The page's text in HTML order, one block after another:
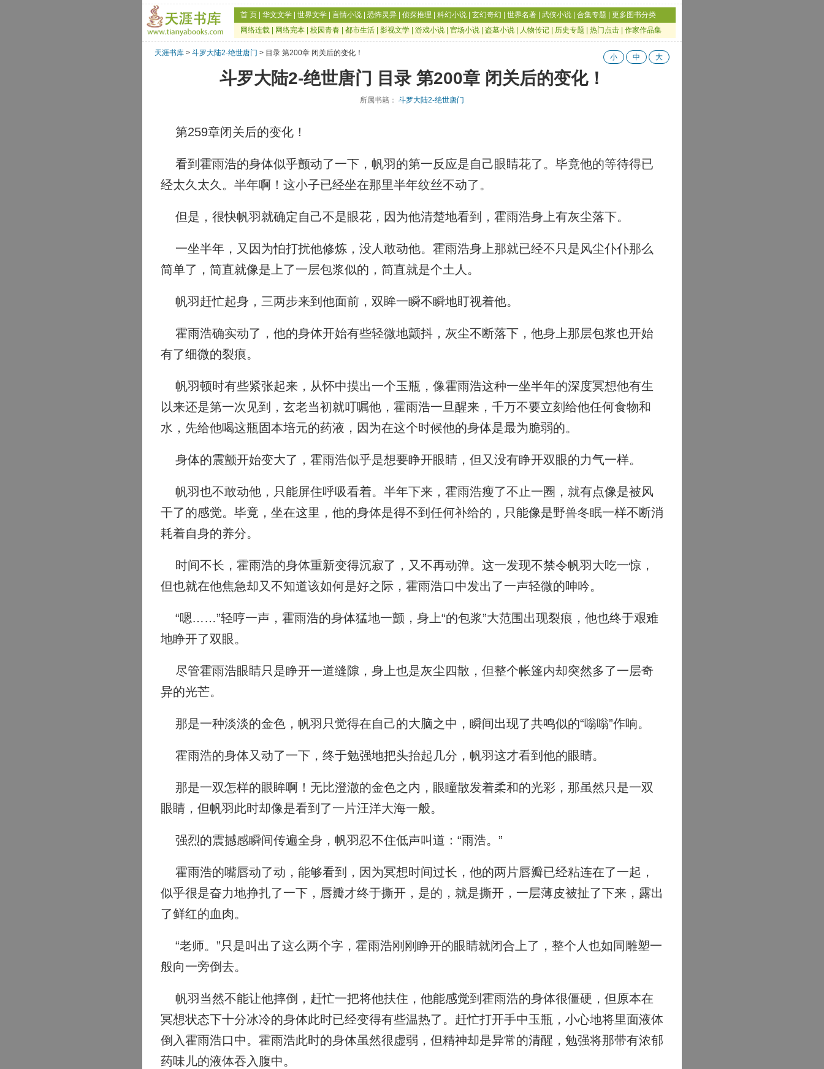
首 页 华文文学 世界文学 言情小说 恐怖灵异 侦探推理 科幻小说 玄幻奇幻 世界名著 武侠小说 合集专题
更多图书分类
网络连载
网络完本 校园青春 都市生活 影视文学 游戏小说 官场小说 盗墓小说 人物传记 历史专题 热门点击 作家作品集
天涯书库 > 斗罗大陆2-绝世唐门 > 目录 第200章 闭关后的变化！ 小 中 大
斗罗大陆2-绝世唐门 目录 第200章 闭关后的变化！
所属书籍： 斗罗大陆2-绝世唐门
第259章闭关后的变化！
看到霍雨浩的身体似乎颤动了一下，帆羽的第一反应是自己眼睛花了。毕竟他的等待得已
经太久太久。半年啊！这小子已经坐在那里半年纹丝不动了。
但是，很快帆羽就确定自己不是眼花，因为他清楚地看到，霍雨浩身上有灰尘落下。
一坐半年，又因为怕打扰他修炼，没人敢动他。霍雨浩身上那就已经不只是风尘仆仆那么
简单了，简直就像是上了一层包浆似的，简直就是个土人。
帆羽赶忙起身，三两步来到他面前，双眸一瞬不瞬地盯视着他。
霍雨浩确实动了，他的身体开始有些轻微地颤抖，灰尘不断落下，他身上那层包浆也开始
有了细微的裂痕。
帆羽顿时有些紧张起来，从怀中摸出一个玉瓶，像霍雨浩这种一坐半年的深度冥想他有生
以来还是第一次见到，玄老当初就叮嘱他，霍雨浩一旦醒来，千万不要立刻给他任何食物和
水，先给他喝这瓶固本培元的药液，因为在这个时候他的身体是最为脆弱的。
身体的震颤开始变大了，霍雨浩似乎是想要睁开眼睛，但又没有睁开双眼的力气一样。
帆羽也不敢动他，只能屏住呼吸看着。半年下来，霍雨浩瘦了不止一圈，就有点像是被风
干了的感觉。毕竟，坐在这里，他的身体是得不到任何补给的，只能像是野兽冬眠一样不断消
耗着自身的养分。
时间不长，霍雨浩的身体重新变得沉寂了，又不再动弹。这一发现不禁令帆羽大吃一惊，
但也就在他焦急却又不知道该如何是好之际，霍雨浩口中发出了一声轻微的呻吟。
“嗯……”轻哼一声，霍雨浩的身体猛地一颤，身上“的包浆”大范围出现裂痕，他也终于艰难
地睁开了双眼。
尽管霍雨浩眼睛只是睁开一道缝隙，身上也是灰尘四散，但整个帐篷内却突然多了一层奇
异的光芒。
那是一种淡淡的金色，帆羽只觉得在自己的大脑之中，瞬间出现了共鸣似的“嗡嗡”作响。
霍雨浩的身体又动了一下，终于勉强地把头抬起几分，帆羽这才看到他的眼睛。
那是一双怎样的眼眸啊！无比澄澈的金色之内，眼瞳散发着柔和的光彩，那虽然只是一双
眼睛，但帆羽此时却像是看到了一片汪洋大海一般。
强烈的震撼感瞬间传遍全身，帆羽忍不住低声叫道：“雨浩。”
霍雨浩的嘴唇动了动，能够看到，因为冥想时间过长，他的两片唇瓣已经粘连在了一起，
似乎很是奋力地挣扎了一下，唇瓣才终于撕开，是的，就是撕开，一层薄皮被扯了下来，露出
了鲜红的血肉。
“老师。”只是叫出了这么两个字，霍雨浩刚刚睁开的眼睛就闭合上了，整个人也如同雕塑一
般向一旁倒去。
帆羽当然不能让他摔倒，赶忙一把将他扶住，他能感觉到霍雨浩的身体很僵硬，但原本在
冥想状态下十分冰冷的身体此时已经变得有些温热了。赶忙打开手中玉瓶，小心地将里面液体
倒入霍雨浩口中。霍雨浩此时的身体虽然很虚弱，但精神却是异常的清醒，勉强将那带有浓郁
药味儿的液体吞入腹中。